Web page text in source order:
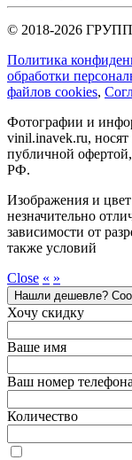
© 2018-2026
Политика
обработки
файлов cookies,
Фотографии и
vinil.inavek.ru, носят
публичной
РФ.
Изображения и
незначительно
зависимости от
также условий
Close « »
Нашли дешевле?
Хочу скидку
Ваше имя
Ваш номер телефона
Количество